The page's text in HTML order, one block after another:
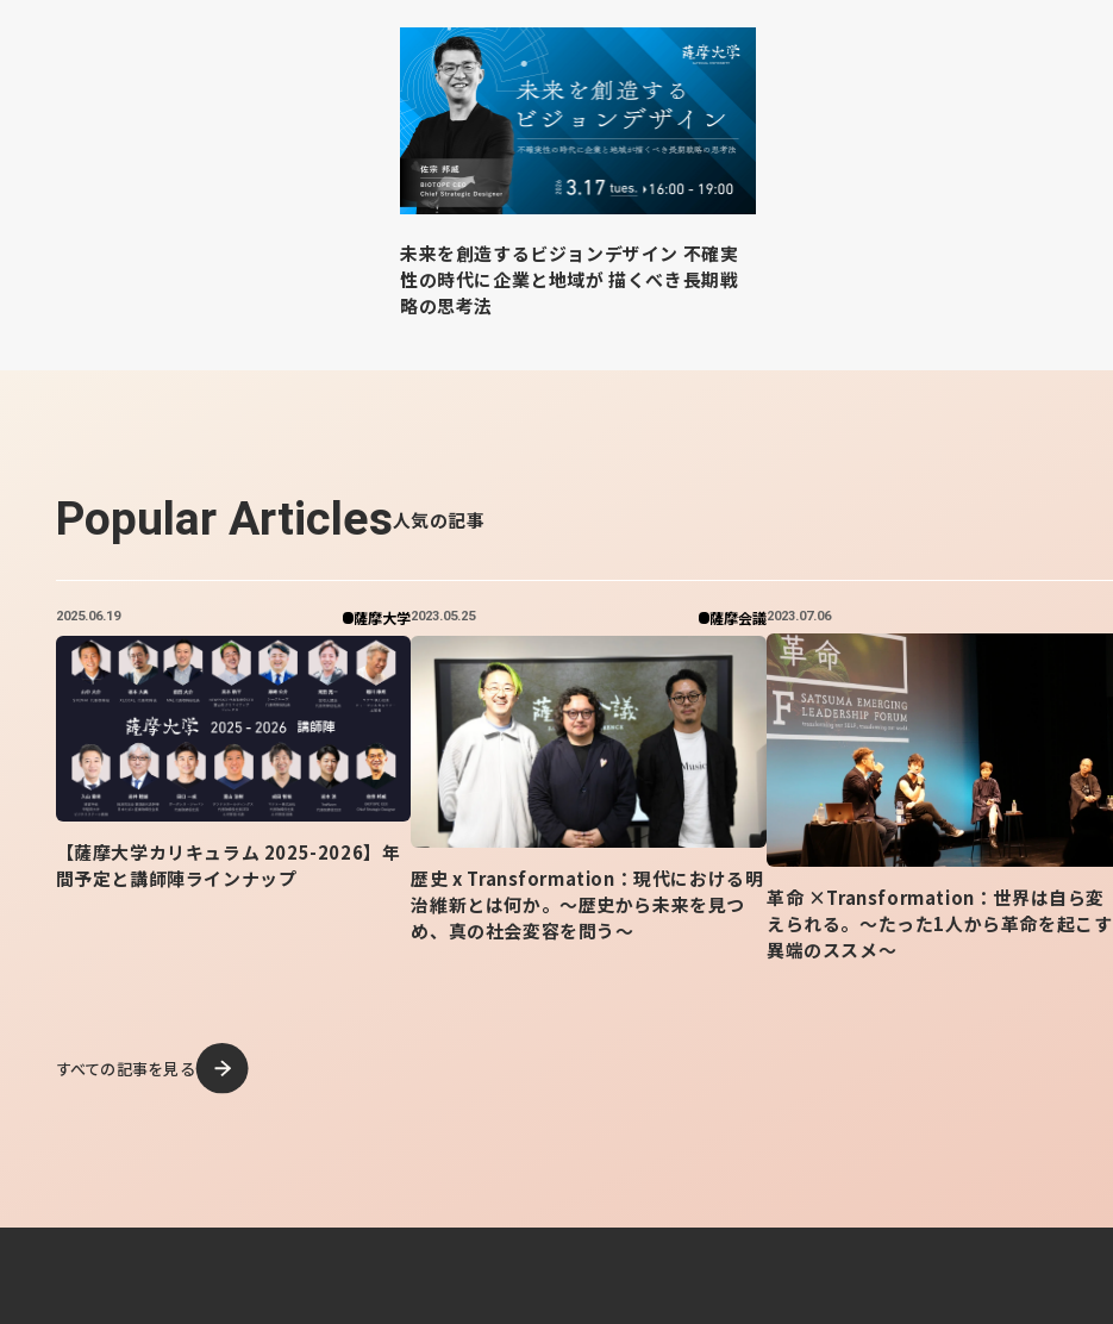
未来を創造するビジョンデザイン 不確実
性の時代に企業と地域が 描くべき長期戦
略の思考法
Popular Articles人気の記事
2025.06.19 薩摩大学
【薩摩大学カリキュラム 2025-2026】年
間予定と講師陣ラインナップ
2023.05.25 薩摩会議
歴史 x Transformation：現代における明
治維新とは何か。～歴史から未来を見つ
め、真の社会変容を問う～
2023.07.06
革命 ×Transformation：世界は自ら変
えられる。〜たった1人から革命を起こす
異端のススメ〜
すべての記事を見る